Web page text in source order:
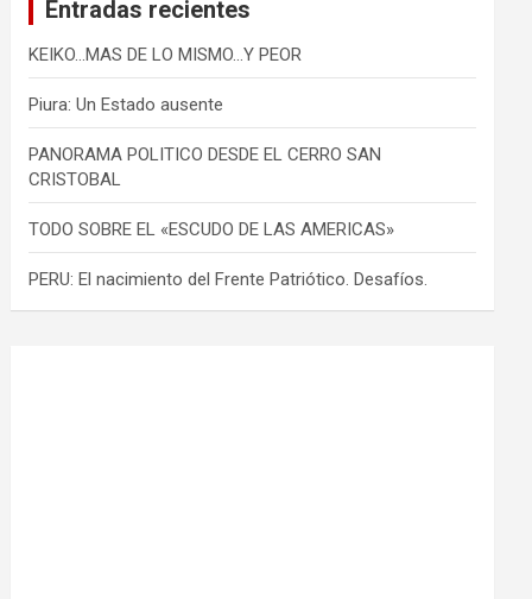
Entradas recientes
KEIKO…MAS DE LO MISMO…Y PEOR
Piura: Un Estado ausente
PANORAMA POLITICO DESDE EL CERRO SAN
CRISTOBAL
TODO SOBRE EL «ESCUDO DE LAS AMERICAS»
PERU: El nacimiento del Frente Patriótico. Desafíos.